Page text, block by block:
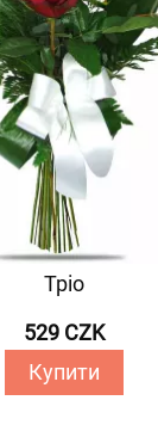
Тріо
529 CZK
Купити